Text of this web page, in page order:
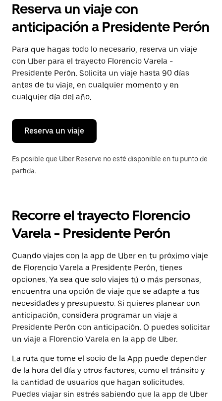
el
y
selecciona
una
fecha.
Presiona
la
tecla Esc
para
cerrar
calendario.
Reserva un viaje con
anticipación a Presidente Perón
Para que hagas todo lo necesario, reserva un viaje
con Uber para el trayecto Florencio Varela -
Presidente Perón. Solicita un viaje hasta 90 días
antes de tu viaje, en cualquier momento y en
cualquier día del año.
Reserva un viaje
Es posible que Uber Reserve no esté disponible en tu punto de
partida.
Recorre el trayecto Florencio
Varela - Presidente Perón
Cuando viajes con la app de Uber en tu próximo viaje
de Florencio Varela a Presidente Perón, tienes
opciones. Ya sea que solo viajes tú o más personas,
encuentra una opción de viaje que se adapte a tus
necesidades y presupuesto. Si quieres planear con
anticipación, considera programar un viaje a
Presidente Perón con anticipación. O puedes solicitar
un viaje a Florencio Varela en la app de Uber.
La ruta que tome el socio de la App puede depender
de la hora del día y otros factores, como el tránsito y
la cantidad de usuarios que hagan solicitudes.
Puedes viajar sin estrés sabiendo que la app de Uber